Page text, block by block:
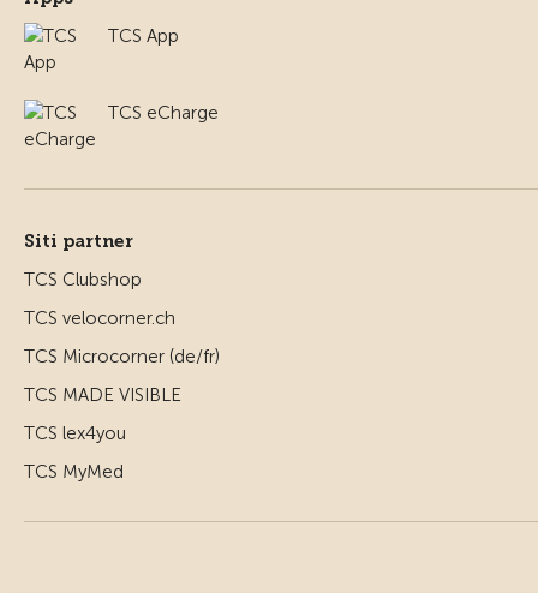
TCS App
TCS eCharge
Siti partner
TCS Clubshop
TCS velocorner.ch
TCS Microcorner (de/fr)
TCS MADE VISIBLE
TCS lex4you
TCS MyMed